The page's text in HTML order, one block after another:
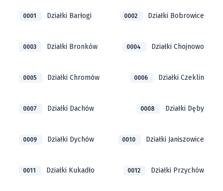
0001 Działki Barłogi 0002 Działki Bobrowice
0003 Działki Bronków 0004 Działki Chojnowo
0005 Działki Chromów 0006 Działki Czeklin
0007 Działki Dachów 0008 Działki Dęby
0009 Działki Dychów 0010 Działki Janiszowice
0011 Działki Kukadło 0012 Działki Przychów